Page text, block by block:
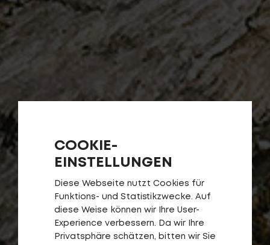
COOKIE-
EINSTELLUNGEN
Diese Webseite nutzt Cookies für
Funktions- und Statistikzwecke. Auf
diese Weise können wir Ihre User-
Experience verbessern. Da wir Ihre
Privatsphäre schätzen, bitten wir Sie